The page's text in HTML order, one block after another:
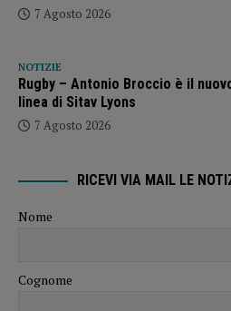
7 Agosto 2026
NOTIZIE
Rugby – Antonio Broccio è il
linea di Sitav Lyons
7 Agosto 2026
RICEVI VIA MAIL LE
Nome
Cognome